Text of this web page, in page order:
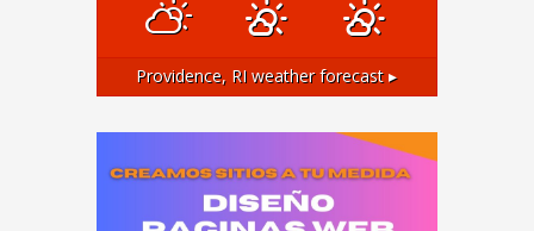
Providence, RI weather forecast ▸